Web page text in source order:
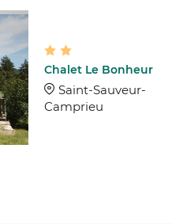
Chalet Le Bonheur
Saint-Sauveur-
Camprieu